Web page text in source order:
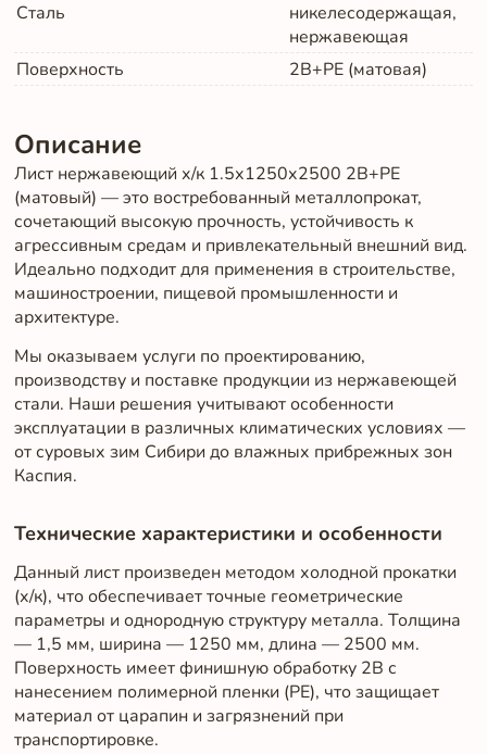
Сталь
никелесодержащая,
нержавеющая
Поверхность
2B+PE (матовая)
Описание
Лист нержавеющий х/к 1.5х1250х2500 2B+PE
(матовый) — это востребованный металлопрокат,
сочетающий высокую прочность, устойчивость к
агрессивным средам и привлекательный внешний вид.
Идеально подходит для применения в строительстве,
машиностроении, пищевой промышленности и
архитектуре.
Мы оказываем услуги по проектированию,
производству и поставке продукции из нержавеющей
стали. Наши решения учитывают особенности
эксплуатации в различных климатических условиях —
от суровых зим Сибири до влажных прибрежных зон
Каспия.
Технические характеристики и особенности
Данный лист произведен методом холодной прокатки
(х/к), что обеспечивает точные геометрические
параметры и однородную структуру металла. Толщина
— 1,5 мм, ширина — 1250 мм, длина — 2500 мм.
Поверхность имеет финишную обработку 2B с
нанесением полимерной пленки (PE), что защищает
материал от царапин и загрязнений при
транспортировке.